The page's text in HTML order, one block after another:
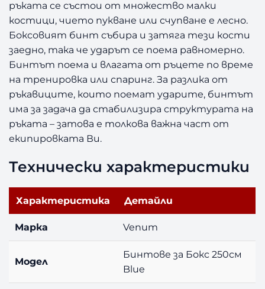
ръката се състои от множество малки
костици, чието пукване или счупване е лесно.
Боксовият бинт събира и затяга тези кости
заедно, така че ударът се поема равномерно.
Бинтът поема и влагата от ръцете по време
на тренировка или спаринг. За разлика от
ръкавиците, които поемат ударите, бинтът
има за задача да стабилизира структурата на
ръката – затова е толкова важна част от
екипировката Ви.
Технически характеристики
Характеристика Детайли
Марка Venum
Модел
Бинтове за Бокс 250см
Blue